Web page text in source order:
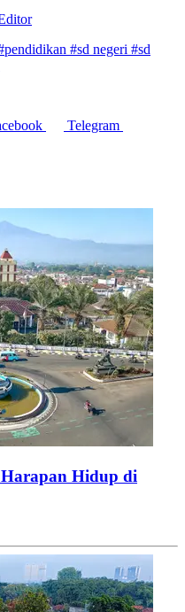
#sd negeri #sd
Telegram
Hidup di